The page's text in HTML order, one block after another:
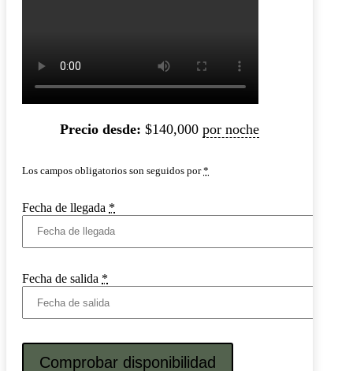
Precio desde: $140,000 por noche
Los campos obligatorios son seguidos por*
Fecha de llegada *
Fecha de salida *